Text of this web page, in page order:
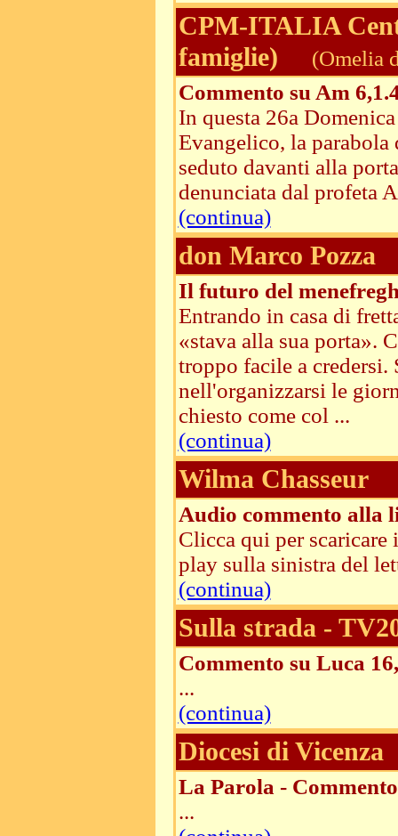
CPM-ITALIA
famiglie)
(Omelia
Commento su Am
In questa 26a
Evangelico, la
seduto davanti alla
denunciata dal profeta
(continua)
don Marco Pozza
Il futuro del
Entrando in casa di
«stava alla sua porta».
troppo facile a credersi.
nell'organizzarsi le
chiesto come col ...
(continua)
Wilma Chasseur
Audio commento alla
Clicca qui per
play sulla sinistra del
(continua)
Sulla strada -
Commento su Luca
...
(continua)
Diocesi di Vicenza
La Parola -
...